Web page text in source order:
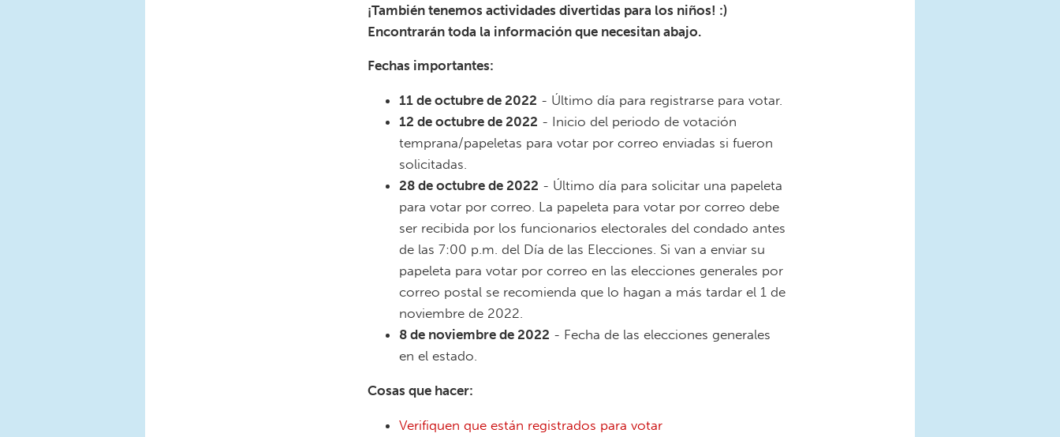
¡También tenemos actividades divertidas para los niños! :)
Encontrarán toda la información que necesitan abajo.
Fechas importantes:
11 de octubre de 2022 - Último día para registrarse para votar.
12 de octubre de 2022 - Inicio del periodo de votación
temprana/papeletas para votar por correo enviadas si fueron
solicitadas.
28 de octubre de 2022 - Último día para solicitar una papeleta
para votar por correo. La papeleta para votar por correo debe
ser recibida por los funcionarios electorales del condado antes
de las 7:00 p.m. del Día de las Elecciones. Si van a enviar su
papeleta para votar por correo en las elecciones generales por
correo postal se recomienda que lo hagan a más tardar el 1 de
noviembre de 2022.
8 de noviembre de 2022 - Fecha de las elecciones generales
en el estado.
Cosas que hacer:
Verifiquen que están registrados para votar